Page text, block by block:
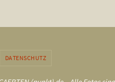
DATENSCHUTZ